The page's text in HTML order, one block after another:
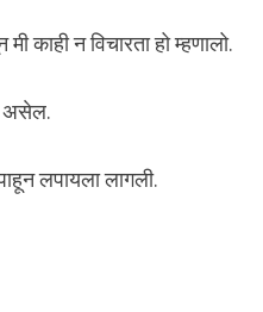
काही न विचारता हो म्हणालो.
असेल.
लपायला लागली.